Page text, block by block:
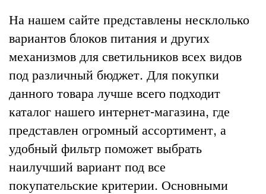
На нашем сайте представлены несклолько
вариантов блоков питания и других
механизмов для светильников всех видов
под различный бюджет. Для покупки
данного товара лучше всего подходит
каталог нашего интернет-магазина, где
представлен огромный ассортимент, а
удобный фильтр поможет выбрать
наилучший вариант под все
покупательские критерии. Основными